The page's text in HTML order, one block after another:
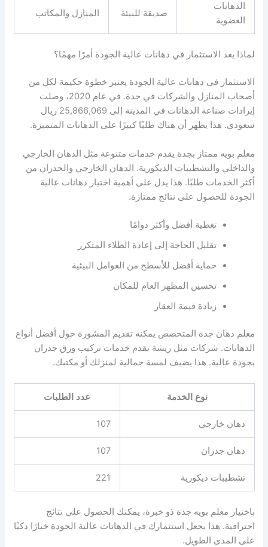
الدهانات
العضوية
صديقة للبيئة المنازل والمكاتب
لماذا يعد الاستثمار في دهانات عالية الجودة أمرًا مهمًا؟
الاستثمار في دهانات عالية الجودة يعتبر خطوة حكيمة لكل من
أصحاب المنازل والشركات في جدة. في عام 2020، وصلت
إيرادات صناعة الدهانات في المدينة إلى 25,866,069 ريال
سعودي. هذا يظهر أن هناك طلبًا كبيرًا على الدهانات المتميزة.
معلم بويه ممتاز بجدة يقدم خدمات متنوعة مثل الدهان الخارجي
والداخلي والتشطيبات الديكورية. الدهان الخارجي والجدران من
أكثر الخدمات طلبًا. هذا يدل على أهمية اختيار دهانات عالية
الجودة للحصول على نتائج ممتازة.
تغطية أفضل وأكثر دوامًا
تقليل الحاجة إلى إعادة الطلاء المتكرر
حماية أفضل للأسطح من العوامل البيئية
تحسين المظهر العام للمكان
زيادة قيمة العقار
معلم دهان جدة المتخصص يمكنه تقديم المشورة حول أفضل أنواع
الدهانات. شركات مثل ريشة تقدم خدمات تركيب ورق جدران
بجودة عالية. هذا يضيف لمسة جمالية لمنزلك أو مكتبك.
نوع الخدمة عدد الطلبات
دهان خارجي 107
دهان جدران 107
تشطيبات ديكورية 221
باختيار معلم بويه جدة ذو خبرة، يمكنك الحصول على نتائج
احترافية. هذا يجعل استثمارك في الدهانات عالية الجودة خيارًا ذكيًا
على المدى الطويل.